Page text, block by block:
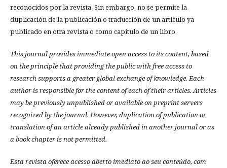
reconocidos por la revista. Sin embargo, no se permite la
duplicación de la publicación o traducción de un artículo ya
publicado en otra revista o como capítulo de un libro.
This journal provides immediate open access to its content, based
on the principle that providing the public with free access to
research supports a greater global exchange of knowledge. Each
author is responsible for the content of each of their articles. Articles
may be previously unpublished or available on preprint servers
recognized by the journal. However, duplication of publication or
translation of an article already published in another journal or as
a book chapter is not permitted.
Esta revista oferece acesso aberto imediato ao seu conteúdo, com